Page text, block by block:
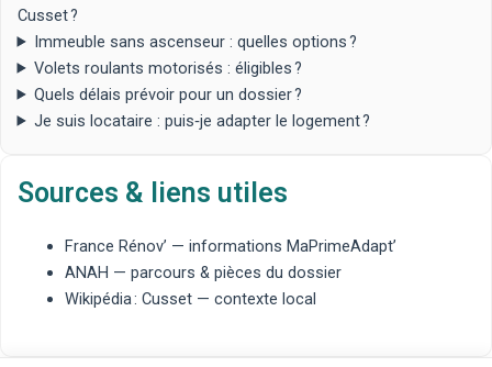
Cusset ?
Immeuble sans ascenseur : quelles options ?
Volets roulants motorisés : éligibles ?
Quels délais prévoir pour un dossier ?
Je suis locataire : puis‑je adapter le logement ?
Sources & liens utiles
France Rénov’ — informations MaPrimeAdapt’
ANAH — parcours & pièces du dossier
Wikipédia : Cusset — contexte local